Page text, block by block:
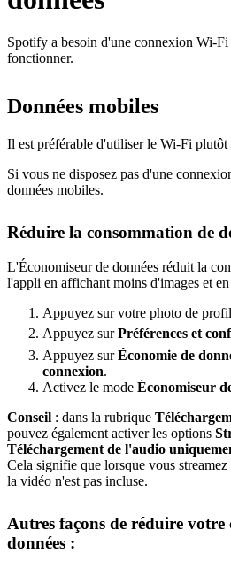
Spotify a besoin d'une connexion Wi-
fonctionner.
Données mobiles
Il est préférable d'utiliser le Wi-Fi plutôt
Si vous ne disposez pas d'une
données mobiles.
Réduire la consommation de
L'Économiseur de données réduit la
l'appli en affichant moins d'images et
Appuyez sur votre photo de
Appuyez surPréférences et
Appuyez surÉconomie de
connexion.
Activez le mode Économiseur
Conseil : dans la rubrique
pouvez également activer les options
Téléchargement de l'audio
Cela signifie que lorsque vous streamez
la vidéo n'est pas incluse.
Autres façons de réduire votre
données :